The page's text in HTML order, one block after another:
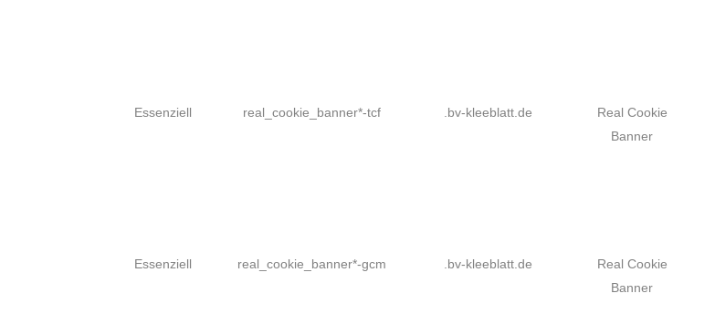
Essenziell real_cookie_banner*-tcf .bv-kleeblatt.de
Real Cookie
Banner
Essenziell real_cookie_banner*-gcm .bv-kleeblatt.de
Real Cookie
Banner